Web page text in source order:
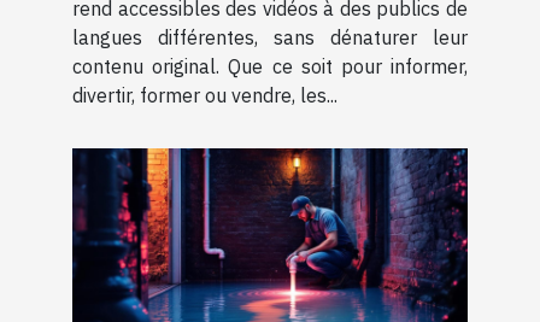
rend accessibles des vidéos à des publics de
langues différentes, sans dénaturer leur
contenu original. Que ce soit pour informer,
divertir, former ou vendre, les...